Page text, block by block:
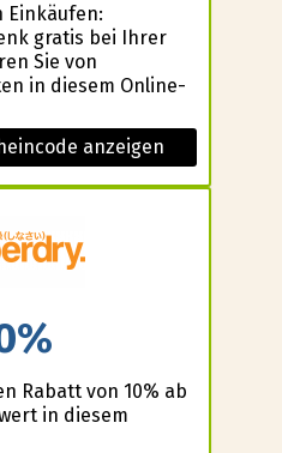
Einkäufen:
gratis bei Ihrer
Sie von
in diesem Online-
anzeigen
Rabatt von 10% ab
in diesem